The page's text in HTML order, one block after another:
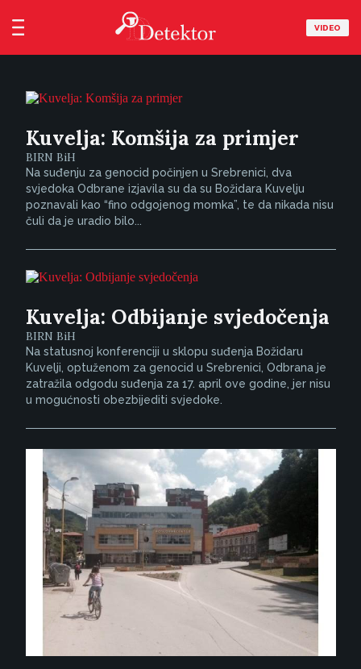
VIDEO
Kuvelja: Komšija za primjer
BIRN BiH
Na suđenju za genocid počinjen u Srebrenici, dva
svjedoka Odbrane izjavila su da su Božidara Kuvelju
poznavali kao “fino odgojenog momka”, te da nikada nisu
čuli da je uradio bilo...
Kuvelja: Odbijanje svjedočenja
BIRN BiH
Na statusnoj konferenciji u sklopu suđenja Božidaru
Kuvelji, optuženom za genocid u Srebrenici, Odbrana je
zatražila odgodu suđenja za 17. april ove godine, jer nisu
u mogućnosti obezbijediti svjedoke.